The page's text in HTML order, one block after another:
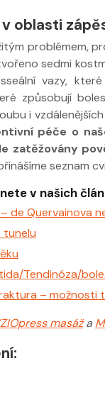
oblasti
problémem,
sedmi
vazy,
způsobují
i
péče o
zatěžovány
seznam
v našich
de Quervainova
tunelu
Tendinóza/
– možnosti
masáža